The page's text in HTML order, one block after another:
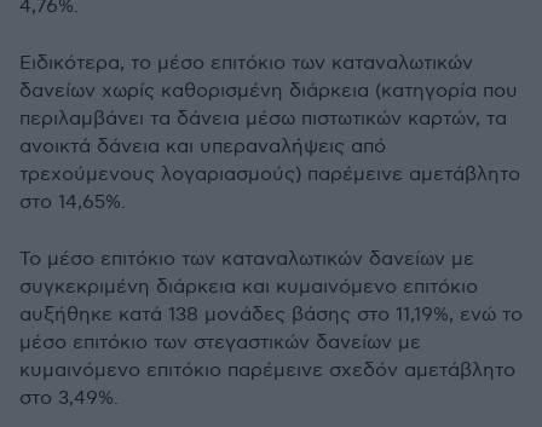
4,76%.
Ειδικότερα, το μέσο επιτόκιο των καταναλωτικών
δανείων χωρίς καθορισμένη διάρκεια (κατηγορία που
περιλαμβάνει τα δάνεια μέσω πιστωτικών καρτών, τα
ανοικτά δάνεια και υπεραναλήψεις από
τρεχούμενους λογαριασμούς) παρέμεινε αμετάβλητο
στο 14,65%.
Το μέσο επιτόκιο των καταναλωτικών δανείων με
συγκεκριμένη διάρκεια και κυμαινόμενο επιτόκιο
αυξήθηκε κατά 138 μονάδες βάσης στο 11,19%, ενώ το
μέσο επιτόκιο των στεγαστικών δανείων με
κυμαινόμενο επιτόκιο παρέμεινε σχεδόν αμετάβλητο
στο 3,49%.